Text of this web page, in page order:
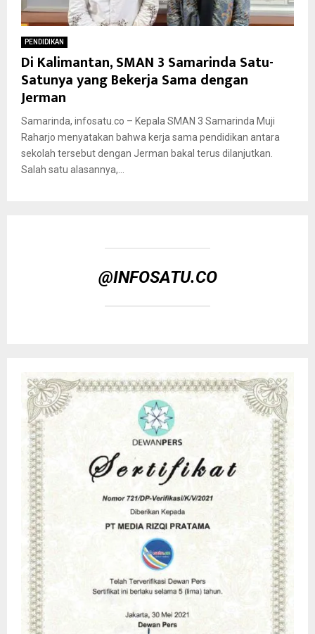
PENDIDIKAN
Di Kalimantan, SMAN 3 Samarinda Satu-
Satunya yang Bekerja Sama dengan
Jerman
Samarinda, infosatu.co – Kepala SMAN 3 Samarinda Muji
Raharjo menyatakan bahwa kerja sama pendidikan antara
sekolah tersebut dengan Jerman bakal terus dilanjutkan.
Salah satu alasannya,...
@INFOSATU.CO